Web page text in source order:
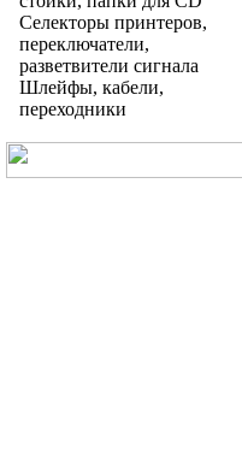
Селекторы принтеров,
переключатели,
разветвители сигнала
Шлейфы, кабели,
переходники